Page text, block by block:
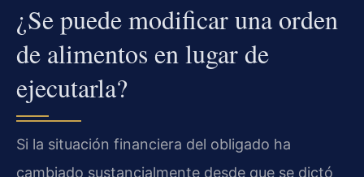
¿Se puede modificar una orden
de alimentos en lugar de
ejecutarla?
Si la situación financiera del obligado ha
cambiado sustancialmente desde que se dictó